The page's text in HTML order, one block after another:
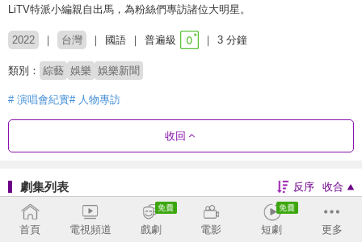
LiTV特派小編親自出馬，為粉絲們專訪諸位大明星。
2022 台灣 國語 普遍級 3 分鐘
類別： 綜藝 娛樂 娛樂新聞
# 演唱會紀實# 人物專訪
收回
劇集列表 反序 收合
1250 - 1280 1214 - 1249 1178 - 1213 1141 - 1177
首頁 電視頻道 戲劇 電影 短劇 更多